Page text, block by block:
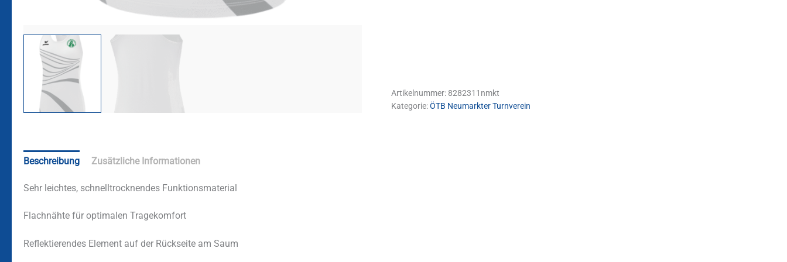
Artikelnummer: 8282311nmkt
Kategorie:ÖTB Neumarkter Turnverein
Beschreibung Zusätzliche Informationen
Sehr leichtes, schnelltrocknendes Funktionsmaterial
Flachnähte für optimalen Tragekomfort
Reflektierendes Element auf der Rückseite am Saum